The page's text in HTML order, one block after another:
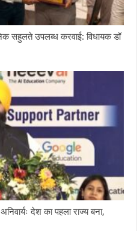
सहुलते उपलब्ध करवाई: विधायक डॉ
देश का पहला राज्य बना,